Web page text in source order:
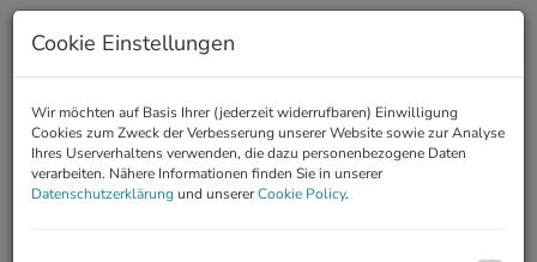
360 Grad Rundgang
Video
Cookie Einstellungen
Wir möchten auf Basis Ihrer (jederzeit widerrufbaren) Einwilligung
Cookies zum Zweck der Verbesserung unserer Website sowie zur Analyse
Ihres Userverhaltens verwenden, die dazu personenbezogene Daten
verarbeiten. Nähere Informationen finden Sie in unserer
Datenschutzerklärungund unsererCookie Policy.